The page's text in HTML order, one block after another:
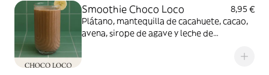
Smoothie Choco Loco
8,95 €
Plátano, mantequilla de cacahuete, cacao,
avena, sirope de agave y leche de